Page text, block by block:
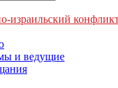
израильский
и ведущие